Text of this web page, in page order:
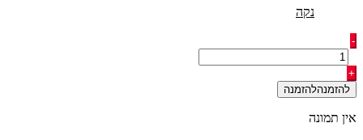
נקה
כמות
של
כרטיסים
למנצ'סטר
סיטי
-
סנדרלנד
-
+
להזמנה
אין תמונה